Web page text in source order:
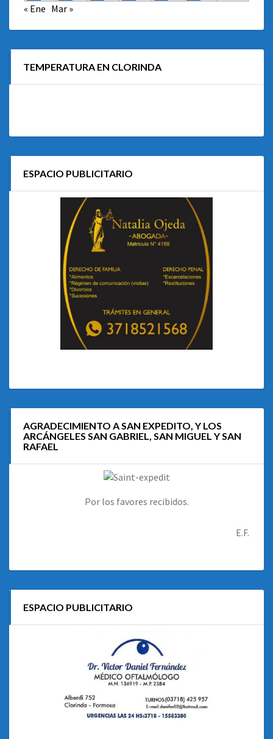
« Ene Mar »
TEMPERATURA EN CLORINDA
ESPACIO PUBLICITARIO
AGRADECIMIENTO A SAN EXPEDITO, Y LOS
ARCÁNGELES SAN GABRIEL, SAN MIGUEL Y SAN
RAFAEL
Por los favores recibidos.
E.F.
ESPACIO PUBLICITARIO